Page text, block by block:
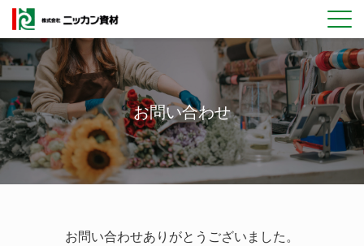
Skip
content
お問い合わせ
お問い合わせありがとうございました。